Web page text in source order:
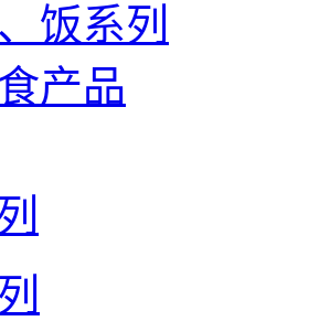
饭系列
产品